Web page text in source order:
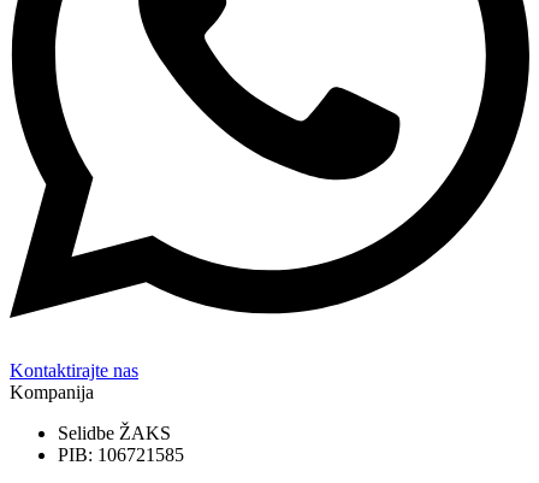
Kontaktirajte nas
Kompanija
Selidbe ŽAKS
PIB: 106721585